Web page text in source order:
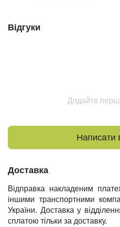
Відгуки
Додайте
Написати
Доставка
Відправка накладеним
іншими транспортними
України. Доставка у
сплатою тільки за доставку.